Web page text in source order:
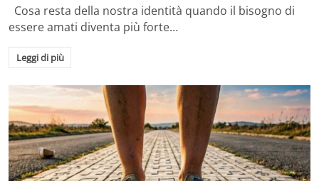
Cosa resta della nostra identità quando il bisogno di
essere amati diventa più forte…
Leggi di più